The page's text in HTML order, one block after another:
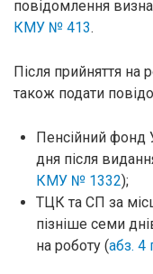
повідомлення
КМУ № 413.
Після прийняття на
також подати
Пенсійний фонд
дня після
КМУ № 1332);
ТЦК та СП за
пізніше семи
на роботу (абз.